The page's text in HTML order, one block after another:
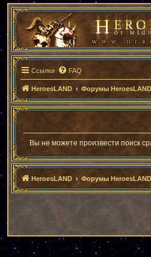
Ссылки FAQ
HeroesLAND Форумы HeroesLAND
Вы не можете произвести поиск
HeroesLAND Форумы HeroesLAND